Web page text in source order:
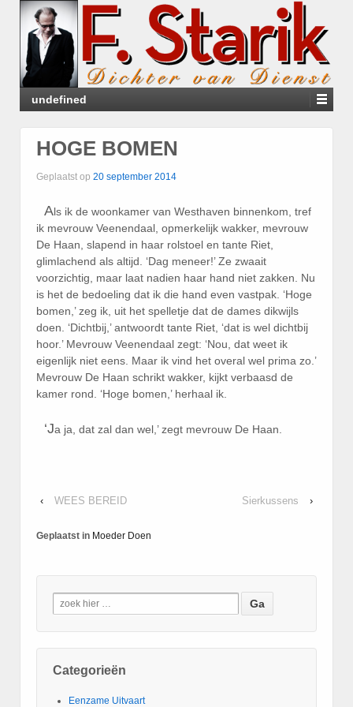
undefined
HOGE BOMEN
Geplaatst op 20 september 2014
Als ik de woonkamer van Westhaven binnenkom, tref
ik mevrouw Veenendaal, opmerkelijk wakker, mevrouw
De Haan, slapend in haar rolstoel en tante Riet,
glimlachend als altijd. ‘Dag meneer!’ Ze zwaait
voorzichtig, maar laat nadien haar hand niet zakken. Nu
is het de bedoeling dat ik die hand even vastpak. ‘Hoge
bomen,’ zeg ik, uit het spelletje dat de dames dikwijls
doen. ‘Dichtbij,’ antwoordt tante Riet, ‘dat is wel dichtbij
hoor.’ Mevrouw Veenendaal zegt: ‘Nou, dat weet ik
eigenlijk niet eens. Maar ik vind het overal wel prima zo.’
Mevrouw De Haan schrikt wakker, kijkt verbaasd de
kamer rond. ‘Hoge bomen,’ herhaal ik.
‘Ja ja, dat zal dan wel,’ zegt mevrouw De Haan.
‹ WEES BEREID Sierkussens ›
Geplaatst in Moeder Doen
Categorieën
Eenzame Uitvaart